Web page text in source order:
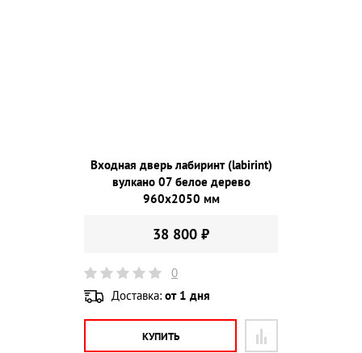
Входная дверь лабиринт (labirint)
вулкано 07 белое дерево
960х2050 мм
38 800 ₽
0
Доставка: от 1 дня
КУПИТЬ